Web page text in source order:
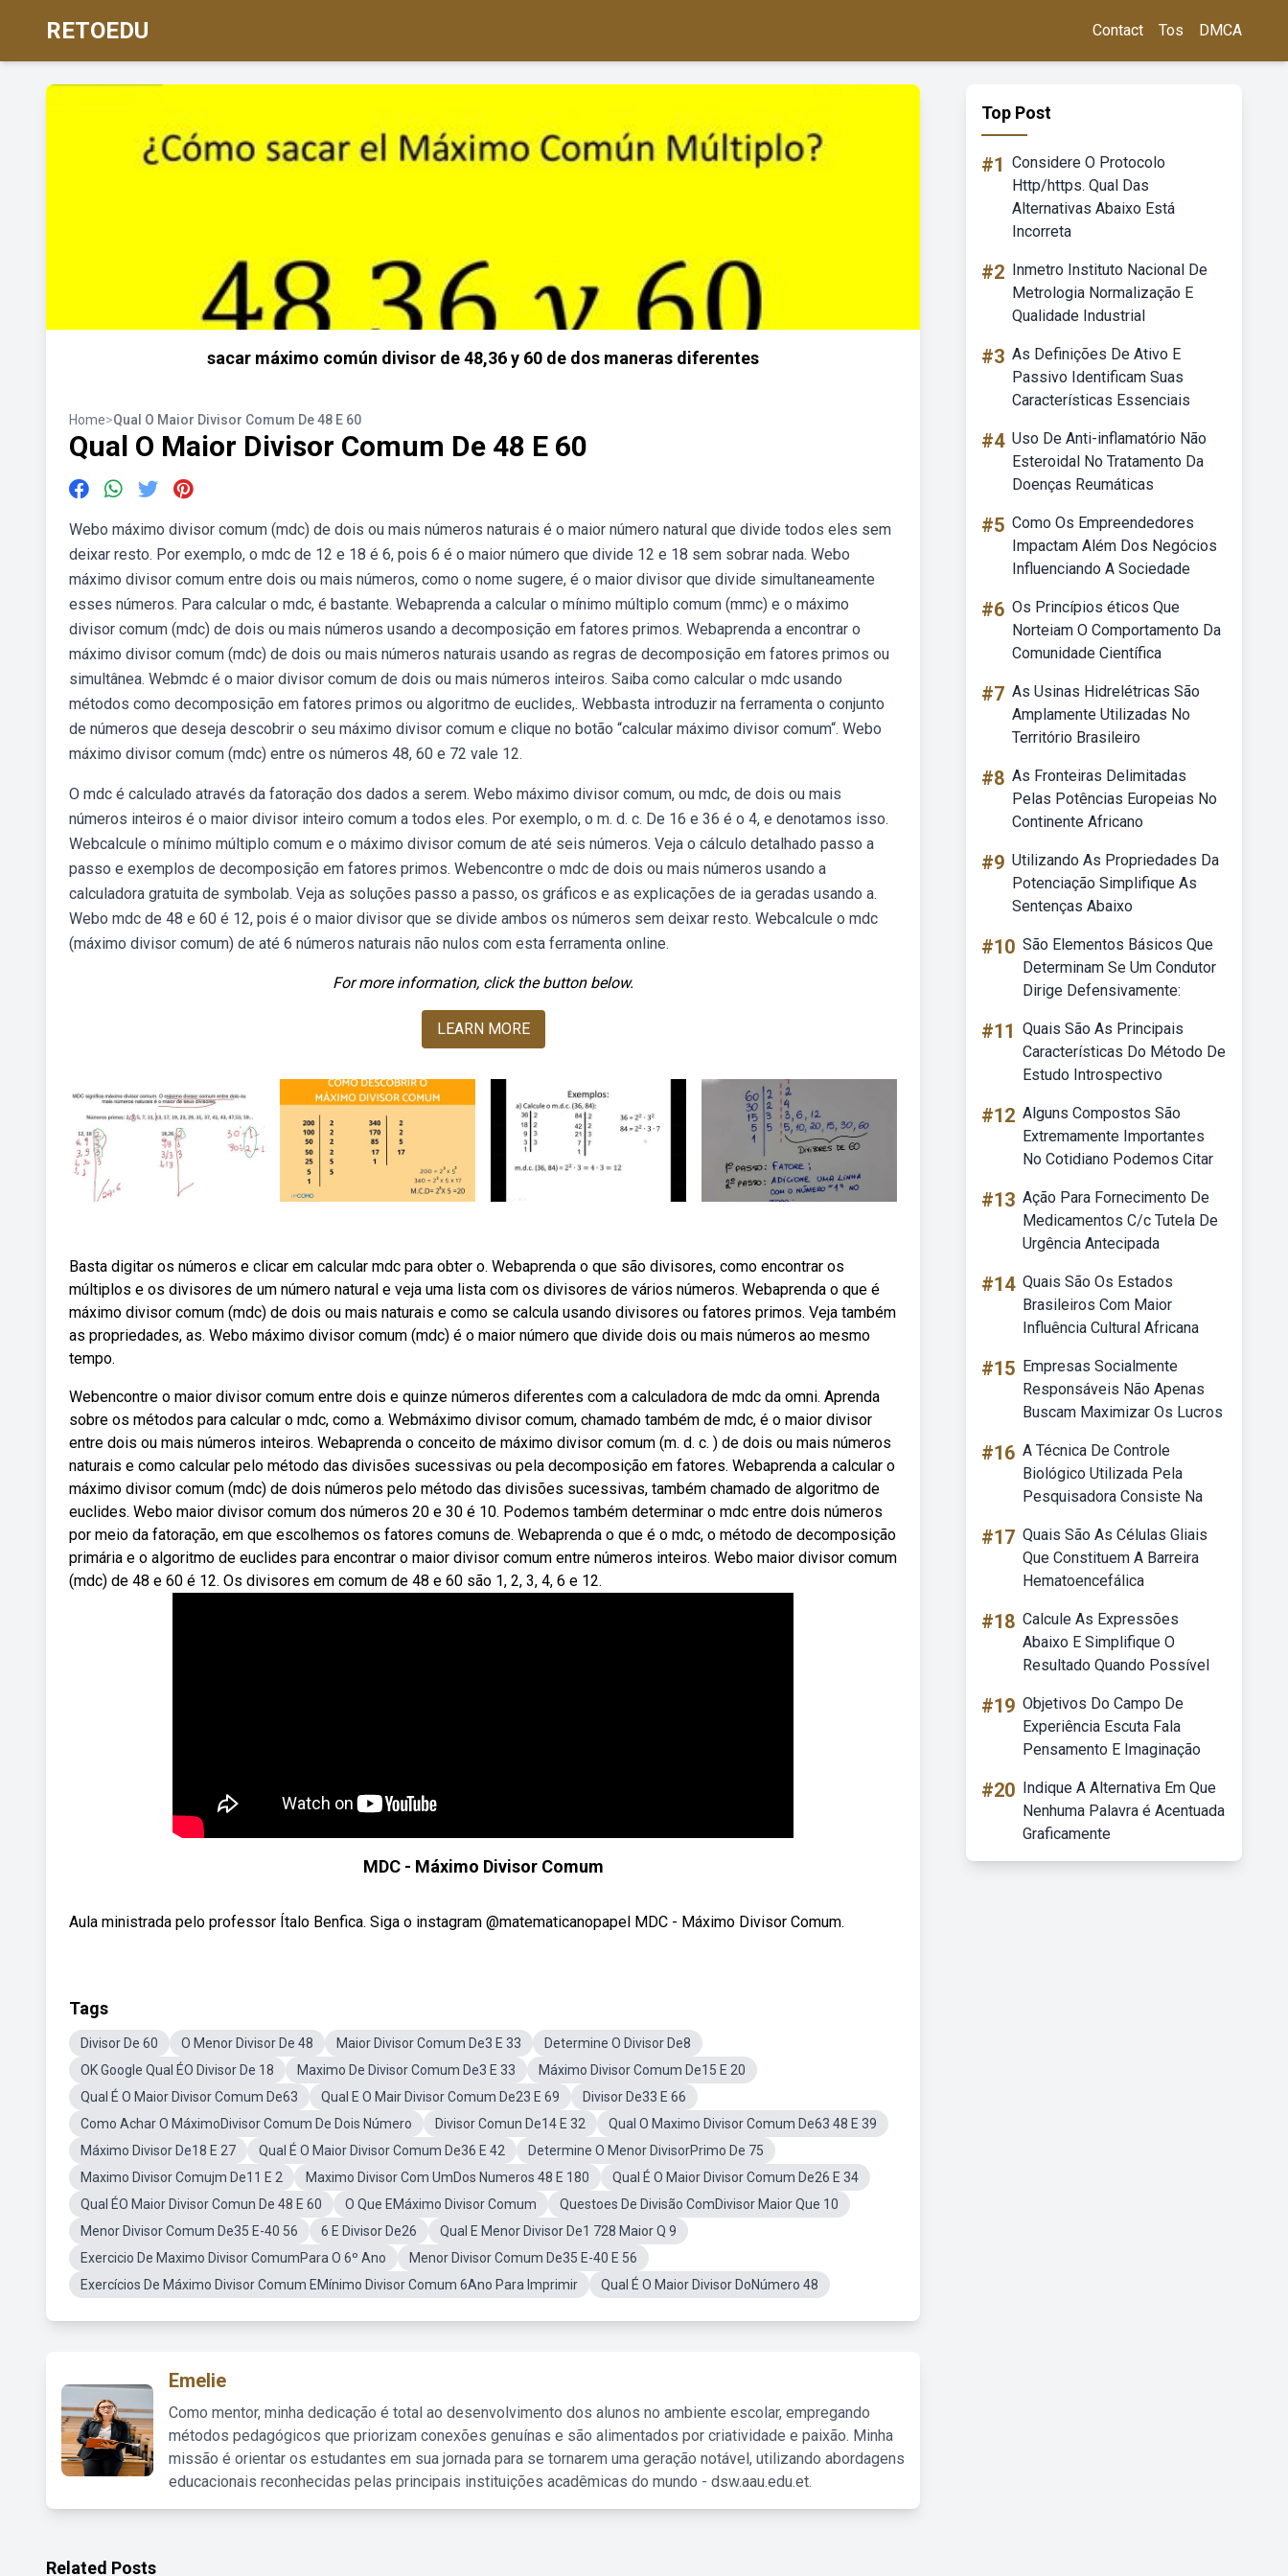
RETOEDU Contact Tos DMCA
sacar máximo común divisor de 48,36 y 60 de dos maneras diferentes
Home>Qual O Maior Divisor Comum De 48 E 60
Qual O Maior Divisor Comum De 48 E 60
Webo máximo divisor comum (mdc) de dois ou mais números naturais é o maior número natural que divide todos eles sem
deixar resto. Por exemplo, o mdc de 12 e 18 é 6, pois 6 é o maior número que divide 12 e 18 sem sobrar nada. Webo
máximo divisor comum entre dois ou mais números, como o nome sugere, é o maior divisor que divide simultaneamente
esses números. Para calcular o mdc, é bastante. Webaprenda a calcular o mínimo múltiplo comum (mmc) e o máximo
divisor comum (mdc) de dois ou mais números usando a decomposição em fatores primos. Webaprenda a encontrar o
máximo divisor comum (mdc) de dois ou mais números naturais usando as regras de decomposição em fatores primos ou
simultânea. Webmdc é o maior divisor comum de dois ou mais números inteiros. Saiba como calcular o mdc usando
métodos como decomposição em fatores primos ou algoritmo de euclides,. Webbasta introduzir na ferramenta o conjunto
de números que deseja descobrir o seu máximo divisor comum e clique no botão “calcular máximo divisor comum“. Webo
máximo divisor comum (mdc) entre os números 48, 60 e 72 vale 12.
O mdc é calculado através da fatoração dos dados a serem. Webo máximo divisor comum, ou mdc, de dois ou mais
números inteiros é o maior divisor inteiro comum a todos eles. Por exemplo, o m. d. c. De 16 e 36 é o 4, e denotamos isso.
Webcalcule o mínimo múltiplo comum e o máximo divisor comum de até seis números. Veja o cálculo detalhado passo a
passo e exemplos de decomposição em fatores primos. Webencontre o mdc de dois ou mais números usando a
calculadora gratuita de symbolab. Veja as soluções passo a passo, os gráficos e as explicações de ia geradas usando a.
Webo mdc de 48 e 60 é 12, pois é o maior divisor que se divide ambos os números sem deixar resto. Webcalcule o mdc
(máximo divisor comum) de até 6 números naturais não nulos com esta ferramenta online.
For more information, click the button below.
LEARN MORE
Basta digitar os números e clicar em calcular mdc para obter o. Webaprenda o que são divisores, como encontrar os
múltiplos e os divisores de um número natural e veja uma lista com os divisores de vários números. Webaprenda o que é
máximo divisor comum (mdc) de dois ou mais naturais e como se calcula usando divisores ou fatores primos. Veja também
as propriedades, as. Webo máximo divisor comum (mdc) é o maior número que divide dois ou mais números ao mesmo
tempo.
Webencontre o maior divisor comum entre dois e quinze números diferentes com a calculadora de mdc da omni. Aprenda
sobre os métodos para calcular o mdc, como a. Webmáximo divisor comum, chamado também de mdc, é o maior divisor
entre dois ou mais números inteiros. Webaprenda o conceito de máximo divisor comum (m. d. c. ) de dois ou mais números
naturais e como calcular pelo método das divisões sucessivas ou pela decomposição em fatores. Webaprenda a calcular o
máximo divisor comum (mdc) de dois números pelo método das divisões sucessivas, também chamado de algoritmo de
euclides. Webo maior divisor comum dos números 20 e 30 é 10. Podemos também determinar o mdc entre dois números
por meio da fatoração, em que escolhemos os fatores comuns de. Webaprenda o que é o mdc, o método de decomposição
primária e o algoritmo de euclides para encontrar o maior divisor comum entre números inteiros. Webo maior divisor comum
(mdc) de 48 e 60 é 12. Os divisores em comum de 48 e 60 são 1, 2, 3, 4, 6 e 12.
MDC - Máximo Divisor Comum
Aula ministrada pelo professor Ítalo Benfica. Siga o instagram @matematicanopapel MDC - Máximo Divisor Comum.
Tags
Divisor De 60 O Menor Divisor De 48 Maior Divisor Comum De3 E 33
Determine O Divisor De8
OK Google Qual ÉO Divisor De 18
Maximo De Divisor Comum De3 E 33
Máximo Divisor Comum De15 E 20
Qual É O Maior Divisor Comum De63
Qual E O Mair Divisor Comum De23 E 69
Divisor De33 E 66
Como Achar O MáximoDivisor Comum De Dois Número
Divisor Comun De14 E 32
Qual O Maximo Divisor Comum De63 48 E 39
Máximo Divisor De18 E 27
Qual É O Maior Divisor Comum De36 E 42
Determine O Menor DivisorPrimo De 75
Maximo Divisor Comujm De11 E 2
Maximo Divisor Com UmDos Numeros 48 E 180
Qual É O Maior Divisor Comum De26 E 34
Qual ÉO Maior Divisor Comun De 48 E 60
O Que EMáximo Divisor Comum
Questoes De Divisão ComDivisor Maior Que 10
Menor Divisor Comum De35 E-40 56
6 E Divisor De26
Qual E Menor Divisor De1 728 Maior Q 9
Exercicio De Maximo Divisor ComumPara O 6º Ano
Menor Divisor Comum De35 E-40 E 56
Exercícios De Máximo Divisor Comum EMínimo Divisor Comum 6Ano Para Imprimir
Qual É O Maior Divisor DoNúmero 48
Emelie
Como mentor, minha dedicação é total ao desenvolvimento dos alunos no ambiente escolar, empregando
métodos pedagógicos que priorizam conexões genuínas e são alimentados por criatividade e paixão. Minha
missão é orientar os estudantes em sua jornada para se tornarem uma geração notável, utilizando abordagens
educacionais reconhecidas pelas principais instituições acadêmicas do mundo - dsw.aau.edu.et.
Top Post
#1 Considere O Protocolo
Http/https. Qual Das
Alternativas Abaixo Está
Incorreta
#2 Inmetro Instituto Nacional De
Metrologia Normalização E
Qualidade Industrial
#3 As Definições De Ativo E
Passivo Identificam Suas
Características Essenciais
#4 Uso De Anti-inflamatório Não
Esteroidal No Tratamento Da
Doenças Reumáticas
#5 Como Os Empreendedores
Impactam Além Dos Negócios
Influenciando A Sociedade
#6 Os Princípios éticos Que
Norteiam O Comportamento Da
Comunidade Científica
#7 As Usinas Hidrelétricas São
Amplamente Utilizadas No
Território Brasileiro
#8 As Fronteiras Delimitadas
Pelas Potências Europeias No
Continente Africano
#9 Utilizando As Propriedades Da
Potenciação Simplifique As
Sentenças Abaixo
#10 São Elementos Básicos Que
Determinam Se Um Condutor
Dirige Defensivamente:
#11 Quais São As Principais
Características Do Método De
Estudo Introspectivo
#12 Alguns Compostos São
Extremamente Importantes
No Cotidiano Podemos Citar
#13 Ação Para Fornecimento De
Medicamentos C/c Tutela De
Urgência Antecipada
#14 Quais São Os Estados
Brasileiros Com Maior
Influência Cultural Africana
#15 Empresas Socialmente
Responsáveis Não Apenas
Buscam Maximizar Os Lucros
#16 A Técnica De Controle
Biológico Utilizada Pela
Pesquisadora Consiste Na
#17 Quais São As Células Gliais
Que Constituem A Barreira
Hematoencefálica
#18 Calcule As Expressões
Abaixo E Simplifique O
Resultado Quando Possível
#19 Objetivos Do Campo De
Experiência Escuta Fala
Pensamento E Imaginação
#20 Indique A Alternativa Em Que
Nenhuma Palavra é Acentuada
Graficamente
Related Posts